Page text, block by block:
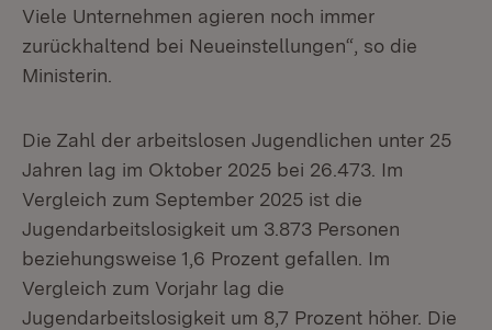
Viele Unternehmen agieren noch immer
zurückhaltend bei Neueinstellungen“, so die
Ministerin.
Die Zahl der arbeitslosen Jugendlichen unter 25
Jahren lag im Oktober 2025 bei 26.473. Im
Vergleich zum September 2025 ist die
Jugendarbeitslosigkeit um 3.873 Personen
beziehungsweise 1,6 Prozent gefallen. Im
Vergleich zum Vorjahr lag die
Jugendarbeitslosigkeit um 8,7 Prozent höher. Die